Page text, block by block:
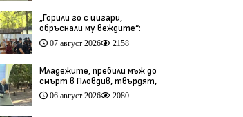
„Горили го с цигари,
обръснали му веждите“:
Побойниците от Пловдив
остават в ареста (видео)
07 август 2026 2158
Младежите, пребили мъж до
смърт в Пловдив, твърдят,
че са „ловци на педофили”
(видео)
06 август 2026 2080